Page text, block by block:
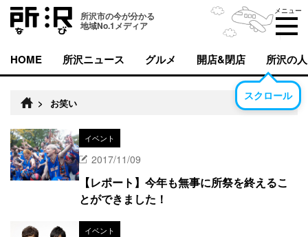
所沢市の今が分かる
地域No.1メディア
メニュー
HOME 所沢ニュース グルメ 開店&閉店 所沢の人
スクロール
> お笑い
イベント
2017/11/09
【レポート】今年も無事に所祭を終えるこ
とができました！
イベント